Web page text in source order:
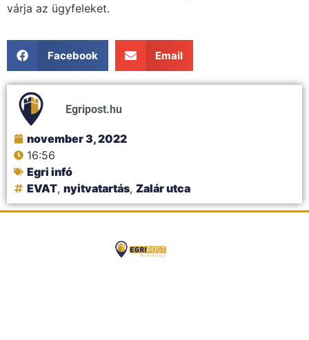
várja az ügyfeleket.
Facebook Email
Egripost.hu
november 3, 2022
16:56
Egri infó
EVAT, nyitvatartás, Zalár utca